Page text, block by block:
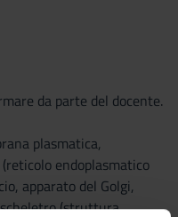
da parte del docente.
plasmatica,
endoplasmatico
apparato del Golgi,
(struttura